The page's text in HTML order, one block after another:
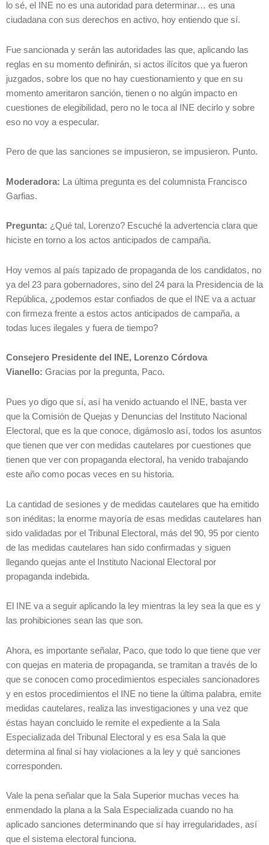
lo sé, el INE no es una autoridad para determinar… es una
ciudadana con sus derechos en activo, hoy entiendo que sí.
Fue sancionada y serán las autoridades las que, aplicando las
reglas en su momento definirán, si actos ilícitos que ya fueron
juzgados, sobre los que no hay cuestionamiento y que en su
momento ameritaron sanción, tienen o no algún impacto en
cuestiones de elegibilidad, pero no le toca al INE decirlo y sobre
eso no voy a especular.
Pero de que las sanciones se impusieron, se impusieron. Punto.
Moderadora: La última pregunta es del columnista Francisco
Garfias.
Pregunta: ¿Qué tal, Lorenzo? Escuché la advertencia clara que
hiciste en torno a los actos anticipados de campaña.
Hoy vemos al país tapizado de propaganda de los candidatos, no
ya del 23 para gobernadores, sino del 24 para la Presidencia de la
República, ¿podemos estar confiados de que el INE va a actuar
con firmeza frente a estos actos anticipados de campaña, a
todas luces ilegales y fuera de tiempo?
Consejero Presidente del INE, Lorenzo Córdova
Vianello: Gracias por la pregunta, Paco.
Pues yo digo que sí, así ha venido actuando el INE, basta ver
que la Comisión de Quejas y Denuncias del Instituto Nacional
Electoral, que es la que conoce, digámoslo así, todos los asuntos
que tienen que ver con medidas cautelares por cuestiones que
tienen que ver con propaganda electoral, ha venido trabajando
este año como pocas veces en su historia.
La cantidad de sesiones y de medidas cautelares que ha emitido
son inéditas; la enorme mayoría de esas medidas cautelares han
sido validadas por el Tribunal Electoral, más del 90, 95 por ciento
de las medidas cautelares han sido confirmadas y siguen
llegando quejas ante el Instituto Nacional Electoral por
propaganda indebida.
El INE va a seguir aplicando la ley mientras la ley sea la que es y
las prohibiciones sean las que son.
Ahora, es importante señalar, Paco, que todo lo que tiene que ver
con quejas en materia de propaganda, se tramitan a través de lo
que se conocen como procedimientos especiales sancionadores
y en estos procedimientos el INE no tiene la última palabra, emite
medidas cautelares, realiza las investigaciones y una vez que
éstas hayan concluido le remite el expediente a la Sala
Especializada del Tribunal Electoral y es esa Sala la que
determina al final si hay violaciones a la ley y qué sanciones
corresponden.
Vale la pena señalar que la Sala Superior muchas veces ha
enmendado la plana a la Sala Especializada cuando no ha
aplicado sanciones determinando que sí hay irregularidades, así
que el sistema electoral funciona.